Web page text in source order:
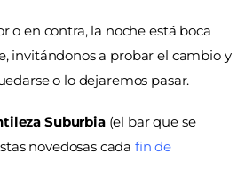
o en contra, la noche está boca
invitándonos a probar el cambio y
o lo dejaremos pasar.
Suburbia(el bar que se
novedosas cadafin de